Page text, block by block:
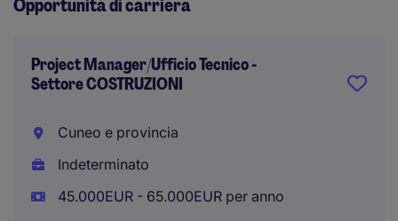
Opportunità di carriera
Project Manager/Ufficio Tecnico -
Settore COSTRUZIONI
Cuneo e provincia
Indeterminato
45.000EUR - 65.000EUR per anno